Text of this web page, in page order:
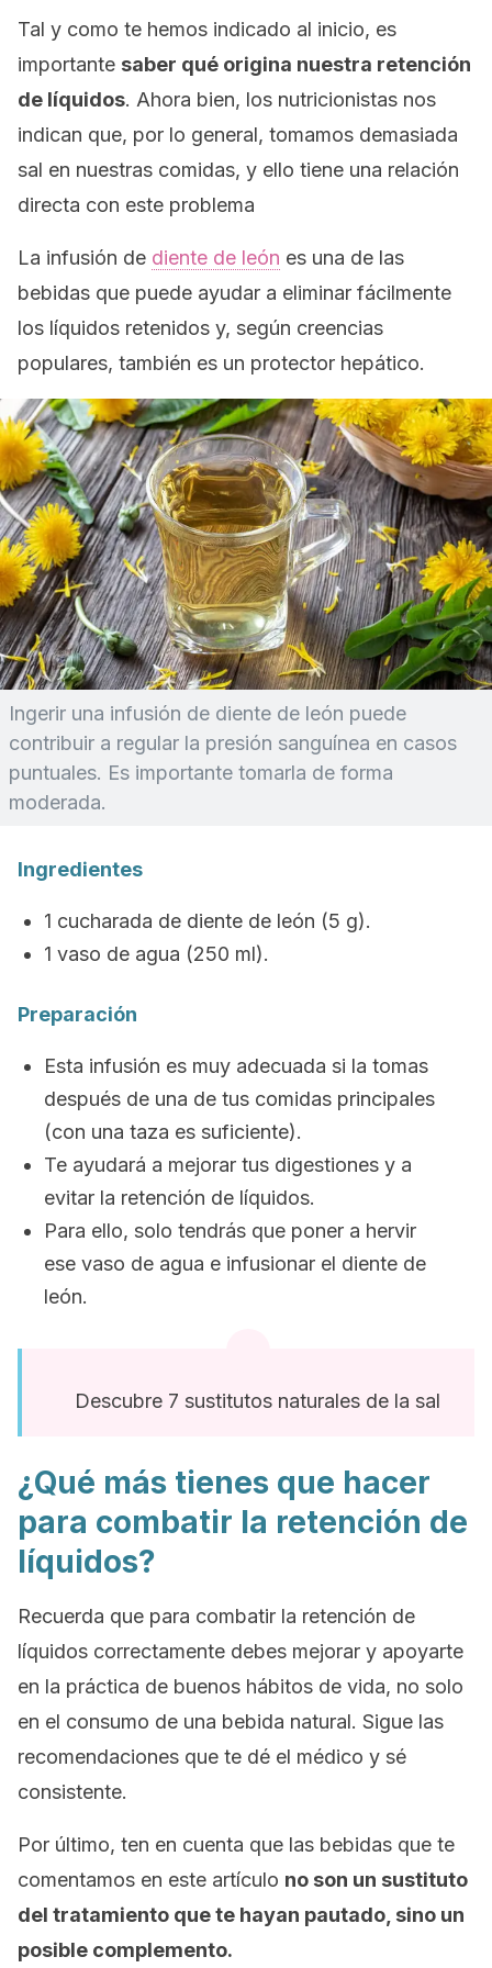
Tal y como te hemos indicado al inicio, es
importante saber qué origina nuestra retención
de líquidos. Ahora bien, los nutricionistas nos
indican que, por lo general, tomamos demasiada
sal en nuestras comidas, y ello tiene una relación
directa con este problema
La infusión de diente de león es una de las
bebidas que puede ayudar a eliminar fácilmente
los líquidos retenidos y, según creencias
populares, también es un protector hepático.
Ingerir una infusión de diente de león puede
contribuir a regular la presión sanguínea en casos
puntuales. Es importante tomarla de forma
moderada.
Ingredientes
1 cucharada de diente de león (5 g).
1 vaso de agua (250 ml).
Preparación
Esta infusión es muy adecuada si la tomas
después de una de tus comidas principales
(con una taza es suficiente).
Te ayudará a mejorar tus digestiones y a
evitar la retención de líquidos.
Para ello, solo tendrás que poner a hervir
ese vaso de agua e infusionar el diente de
león.
Descubre 7 sustitutos naturales de la sal
¿Qué más tienes que hacer
para combatir la retención de
líquidos?
Recuerda que para combatir la retención de
líquidos correctamente debes mejorar y apoyarte
en la práctica de buenos hábitos de vida, no solo
en el consumo de una bebida natural. Sigue las
recomendaciones que te dé el médico y sé
consistente.
Por último, ten en cuenta que las bebidas que te
comentamos en este artículo no son un sustituto
del tratamiento que te hayan pautado, sino un
posible complemento.